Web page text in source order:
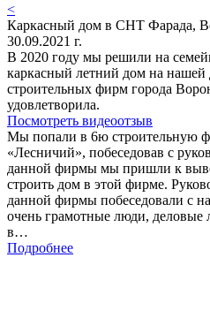
<
Каркасный дом в СНТ Фарада,
30.09.2021 г.
В 2020 году мы решили на
каркасный летний дом на
строительных фирм города
удовлетворила.
Посмотреть видеоотзыв
Мы попали в 6ю строительную
«Лесничий», побеседовав с
данной фирмы мы пришли к
строить дом в этой фирме.
данной фирмы побеседовали с
очень грамотные люди,
в…
Подробнее